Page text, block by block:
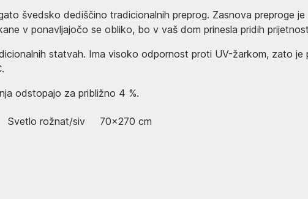
švedsko dediščino tradicionalnih preprog. Zasnova preproge
v ponavljajočo se obliko, bo v vaš dom prinesla pridih
statvah. Ima visoko odpornost proti UV-žarkom, zato
odstopajo za približno 4 %.
Svetlo rožnat/siv 70x270 cm